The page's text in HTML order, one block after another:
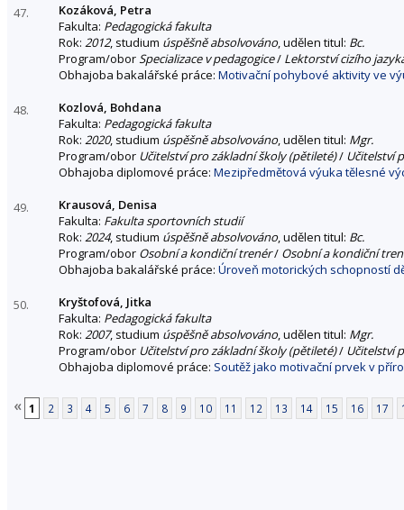
47.
Kozáková, Petra
Fakulta: Pedagogická fakulta
Rok: 2012, studium úspěšně absolvováno, udělen titul: Bc.
Program/oborSpecializace v pedagogice/ Lektorství cizího
Obhajoba bakalářské práce: Motivační pohybové aktivity ve
48.
Kozlová, Bohdana
Fakulta: Pedagogická fakulta
Rok: 2020, studium úspěšně absolvováno, udělen titul: Mgr.
Program/obor Učitelství pro základní školy (pětileté)/ Učitelství
Obhajoba diplomové práce: Mezipředmětová výuka tělesné
49.
Krausová, Denisa
Fakulta: Fakulta sportovních studií
Rok: 2024, studium úspěšně absolvováno, udělen titul: Bc.
Program/obor Osobní a kondiční trenér/ Osobní a kondiční
Obhajoba bakalářské práce: Úroveň motorických schopností
50.
Kryštofová, Jitka
Fakulta: Pedagogická fakulta
Rok: 2007, studium úspěšně absolvováno, udělen titul: Mgr.
Program/obor Učitelství pro základní školy (pětileté)/ Učitelství
Obhajoba diplomové práce: Soutěž jako motivační prvek v
« 1 2 3 4 5 6 7 8 9 10 11 12 13 14 15 16 17